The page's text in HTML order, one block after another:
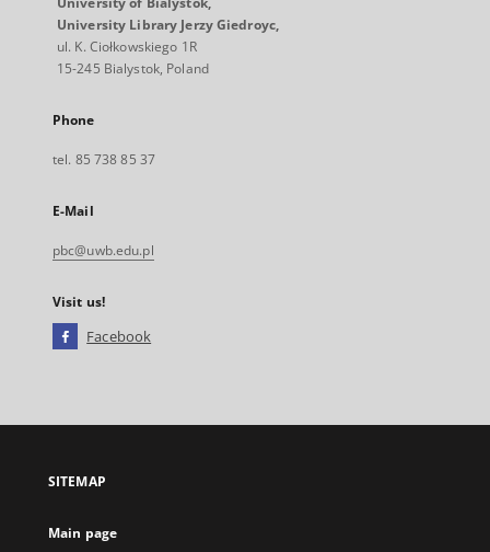
University Library Jerzy Giedroyc,
ul. K. Ciołkowskiego 1R
15-245 Bialystok, Poland
Phone
tel. 85 738 85 37
E-Mail
pbc@uwb.edu.pl
Visit us!
Facebook
open
new
SITEMAP
Main page